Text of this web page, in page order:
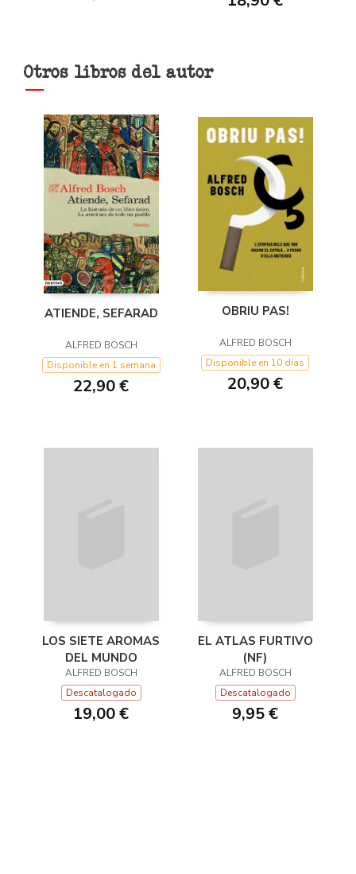
Otros libros del autor
ATIENDE, SEFARAD
ALFRED BOSCH
Disponible en 1 semana
22,90 €
OBRIU PAS!
ALFRED BOSCH
Disponible en 10 días
20,90 €
LOS SIETE AROMAS
DEL MUNDO
ALFRED BOSCH
Descatalogado
19,00 €
EL ATLAS FURTIVO
(NF)
ALFRED BOSCH
Descatalogado
9,95 €